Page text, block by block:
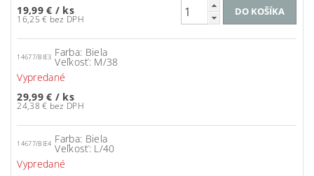
19,99 € / ks
16,25 € bez DPH
14677/BIE3 Farba: Biela
Veľkosť: M/38
Vypredané
29,99 € / ks
24,38 € bez DPH
14677/BIE4 Farba: Biela
Veľkosť: L/40
Vypredané